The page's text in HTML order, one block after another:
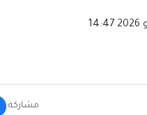
مشاركة: